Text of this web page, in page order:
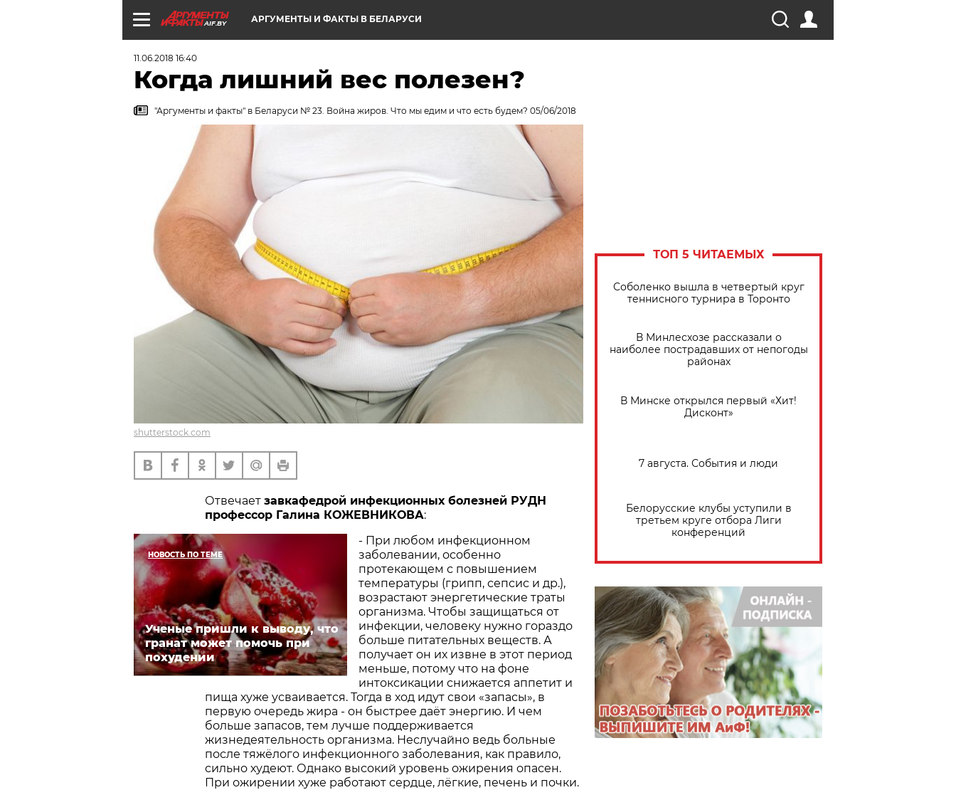
AIF.BY АРГУМЕНТЫ И ФАКТЫ В БЕЛАРУСИ
11.06.2018 16:40
Когда лишний вес полезен?
"Аргументы и факты" в Беларуси № 23. Война жиров. Что мы едим и что есть будем? 05/06/2018
shutterstock.com
Отвечает завкафедрой инфекционных болезней РУДН
профессор Галина КОЖЕВНИКОВА:
НОВОСТЬ ПО ТЕМЕ
Ученые пришли к выводу, что
гранат может помочь при
похудении
- При любом инфекционном
заболевании, особенно
протекающем с повышением
температуры (грипп, сепсис и др.),
возрастают энергетические траты
организма. Чтобы защищаться от
инфекции, человеку нужно гораздо
больше питательных веществ. А
получает он их извне в этот период
меньше, потому что на фоне
интоксикации снижается аппетит и
пища хуже усваивается. Тогда в ход идут свои «запасы», в
первую очередь жира - он быстрее даёт энергию. И чем
больше запасов, тем лучше поддерживается
жизнедеятельность организма. Неслучайно ведь больные
после тяжёлого инфекционного заболевания, как правило,
сильно худеют. Однако высокий уровень ожирения опасен.
При ожирении хуже работают сердце, лёгкие, печень и почки.
ТОП 5 ЧИТАЕМЫХ
Соболенко вышла в четвертый круг
теннисного турнира в Торонто
В Минлесхозе рассказали о
наиболее пострадавших от непогоды
районах
В Минске открылся первый «Хит!
Дисконт»
7 августа. События и люди
Белорусские клубы уступили в
третьем круге отбора Лиги
конференций